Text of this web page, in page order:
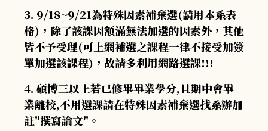
3. 9/18~9/21為特殊因素補棄選(請用本系表
格)，除了該課因額滿無法加選的因素外，其他
皆不予受理(可上網補選之課程一律不接受加簽
單加選該課程)，故請多利用網路選課!!!
4. 碩博三以上若已修畢畢業學分,且期中會畢
業離校,不用選課請在特殊因素補棄選找系辦加
註"撰寫論文"。